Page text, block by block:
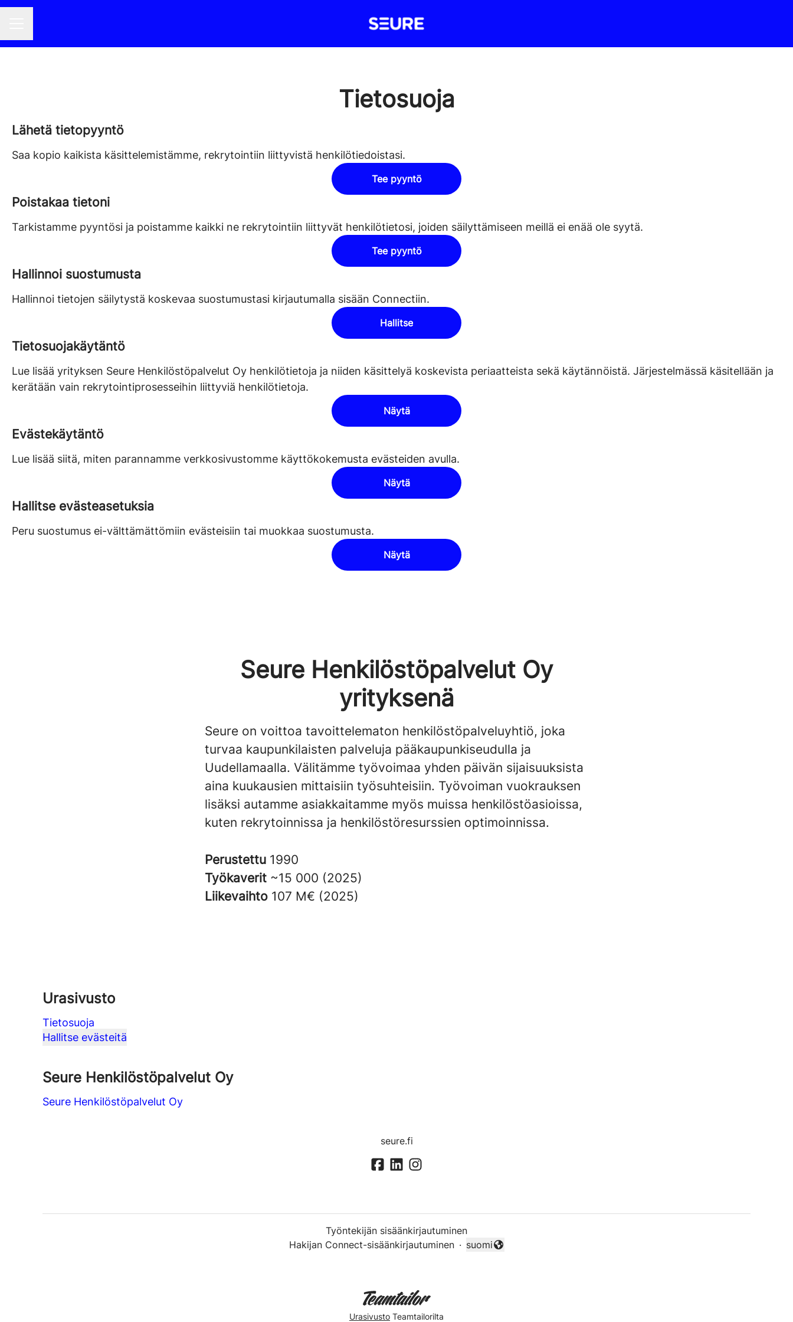
Tietosuoja
Lähetä tietopyyntö
Saa kopio kaikista käsittelemistämme, rekrytointiin liittyvistä henkilötiedoistasi.
Tee pyyntö
Poistakaa tietoni
Tarkistamme pyyntösi ja poistamme kaikki ne rekrytointiin liittyvät henkilötietosi, joiden säilyttämiseen meillä ei enää ole syytä.
Tee pyyntö
Hallinnoi suostumusta
Hallinnoi tietojen säilytystä koskevaa suostumustasi kirjautumalla sisään Connectiin.
Hallitse
Tietosuojakäytäntö
Lue lisää yrityksen Seure Henkilöstöpalvelut Oy henkilötietoja ja niiden käsittelyä koskevista periaatteista sekä käytännöistä. Järjestelmässä käsitellään ja
kerätään vain rekrytointiprosesseihin liittyviä henkilötietoja.
Näytä
Evästekäytäntö
Lue lisää siitä, miten parannamme verkkosivustomme käyttökokemusta evästeiden avulla.
Näytä
Hallitse evästeasetuksia
Peru suostumus ei-välttämättömiin evästeisiin tai muokkaa suostumusta.
Näytä
Seure Henkilöstöpalvelut Oy
yrityksenä
Seure on voittoa tavoittelematon henkilöstöpalveluyhtiö, joka
turvaa kaupunkilaisten palveluja pääkaupunkiseudulla ja
Uudellamaalla. Välitämme työvoimaa yhden päivän sijaisuuksista
aina kuukausien mittaisiin työsuhteisiin. Työvoiman vuokrauksen
lisäksi autamme asiakkaitamme myös muissa henkilöstöasioissa,
kuten rekrytoinnissa ja henkilöstöresurssien optimoinnissa.
Perustettu 1990
Työkaverit ~15 000 (2025)
Liikevaihto 107 M€ (2025)
Urasivusto
Tietosuoja
Hallitse evästeitä
Seure Henkilöstöpalvelut Oy
Seure Henkilöstöpalvelut Oy
seure.fi
Työntekijän sisäänkirjautuminen
Hakijan Connect-sisäänkirjautuminen ·
Vaihda kieli
suomi
Urasivusto Teamtailorilta